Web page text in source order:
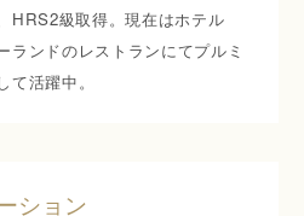
HRS2級取得。現在はホテル
ランドのレストランにてプルミ
活躍中。
ション